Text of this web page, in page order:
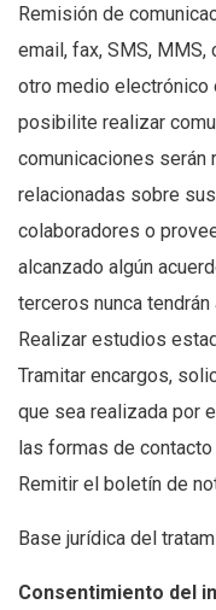
Remisión de
email, fax, SMS,
otro medio electrónico
posibilite realizar
comunicaciones serán
relacionadas sobre
colaboradores o
alcanzado algún
terceros nunca
Realizar estudios
Tramitar encargos,
que sea realizada por
las formas de
Remitir el boletín de
Base jurídica del
Consentimiento del